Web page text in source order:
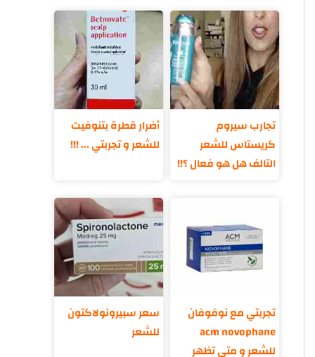
تجارب سيروم
كريستاس للشعر
التالف هل هو فعال ؟!!
أضرار قطرة بتنوفيت
للشعر و تجربتي ... !!!
تجربتي مع نوفوفان
acm novophane
للشعر و متى تظهر
سعر سبيرونولاكتون
للشعر